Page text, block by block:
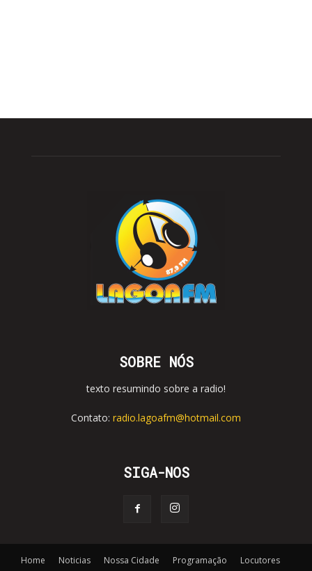
SOBRE NÓS
texto resumindo sobre a radio!
Contato: radio.lagoafm@hotmail.com
SIGA-NOS
Home Noticias Nossa Cidade Programação
Locutores